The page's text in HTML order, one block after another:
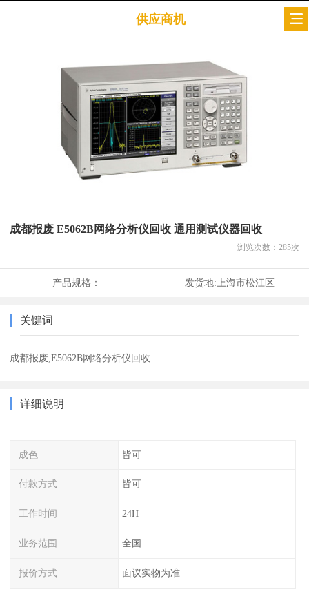
供应商机
成都报废 E5062B网络分析仪回收 通用测试仪器回收
浏览次数： 285次
产品规格： 发货地:上海市松江区
关键词
成都报废,E5062B网络分析仪回收
详细说明
成色 皆可
付款方式 皆可
工作时间 24H
业务范围 全国
报价方式 面议实物为准